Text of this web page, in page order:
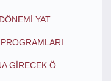
YAT...
GİRECEK Ö...